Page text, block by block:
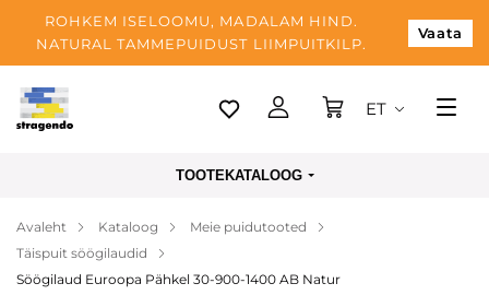
ROHKEM ISELOOMU, MADALAM HIND.
NATURAL TAMMEPUIDUST LIIMPUITKILP.
Vaata
Tallinn
Makse
Meist
ET
TOOTEKATALOOG
Avaleht Kataloog
Meie puidutooted
Täispuit söögilaudid
Söögilaud Euroopa Pähkel 30-900-1400 AB Natur